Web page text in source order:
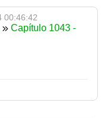
00:46:42
Capítulo 1043 -